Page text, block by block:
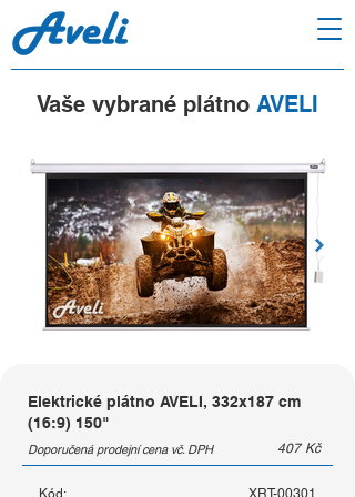
Vaše vybrané plátno AVELI
Elektrické plátno AVELI, 332x187 cm
(16:9) 150"
Doporučená prodejní cena vč. DPH 407 Kč
Kód: XRT-00301